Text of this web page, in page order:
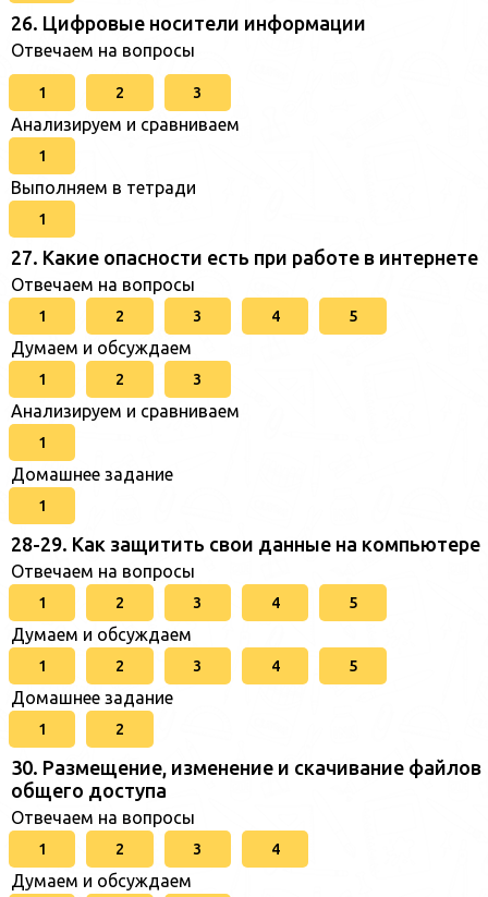
26. Цифровые носители информации
Отвечаем на вопросы
1 2 3
Анализируем и сравниваем
1
Выполняем в тетради
1
27. Какие опасности есть при работе в интернете
Отвечаем на вопросы
1 2 3 4 5
Думаем и обсуждаем
1 2 3
Анализируем и сравниваем
1
Домашнее задание
1
28-29. Как защитить свои данные на компьютере
Отвечаем на вопросы
1 2 3 4 5
Думаем и обсуждаем
1 2 3 4 5
Домашнее задание
1 2
30. Размещение, изменение и скачивание файлов
общего доступа
Отвечаем на вопросы
1 2 3 4
Думаем и обсуждаем